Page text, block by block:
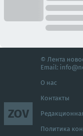
ZOV
© Лента
Email:
О нас
Контакты
Политика